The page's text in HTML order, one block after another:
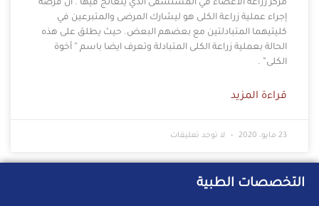
مركز زراعة الاعضاء في المستشفى الذي يتعالج فيها . ان فرصة
إجراء عملية زراعة الكلى هو ليشارك المرضى والمتبرعين في
كليتيهما المتبادلتين مع بعضهم البعض. حيث يطلق على هذه
الحالة بعملية زراعة الكلى المتبادلة وتعرف ايضا باسم ” أخوة
الكلى” .
قراءة المزيد
23 مايو، 2020 لا توجد تعليقات
التخصصات الطبية